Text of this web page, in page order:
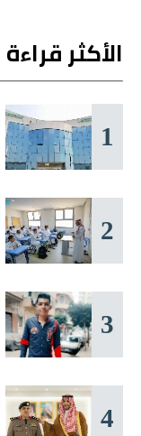
الأكثر قراءة
1
2
3
4